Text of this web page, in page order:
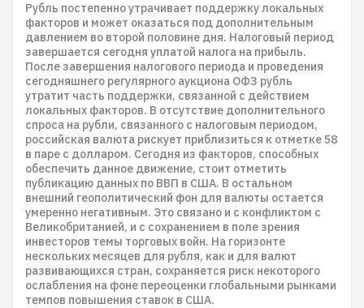
Рубль постепенно утрачивает поддержку локальных
факторов и может оказаться под дополнительным
давлением во второй половине дня. Налоговый период
завершается сегодня уплатой налога на прибыль.
После завершения налогового периода и проведения
сегодняшнего регулярного аукциона ОФЗ рубль
утратит часть поддержки, связанной с действием
локальных факторов. В отсутствие дополнительного
спроса на рубли, связанного с налоговым периодом,
российская валюта рискует приблизиться к отметке 58
в паре с долларом. Сегодня из факторов, способных
обеспечить данное движение, стоит отметить
публикацию данных по ВВП в США. В остальном
внешний геополитический фон для валюты остается
умеренно негативным. Это связано и с конфликтом с
Великобританией, и с сохранением в поле зрения
инвесторов темы торговых войн. На горизонте
нескольких месяцев для рубля, как и для валют
развивающихся стран, сохраняется риск некоторого
ослабления на фоне переоценки глобальными рынками
темпов повышения ставок в США.